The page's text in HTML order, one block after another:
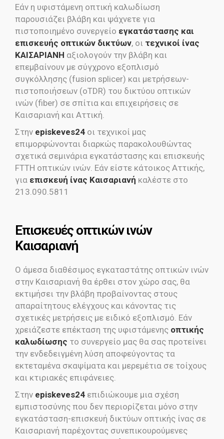
Εάν η υφιστάμενη οπτική καλωδίωση
παρουσιάζει βλάβη και ψάχνετε για
πιστοποιημένο συνεργείο εγκατάστασης και
επισκευής οπτικών δικτύων, οι τεχνικοί ίνας
ΚΑΙΣΑΡΙΑΝΗ αξιολογούν την βλάβη και
επεμβαίνουν με σύγχρονο εξοπλισμό
συγκόλλησης (fusion splicer) και μετρήσεων-
πιστοποιήσεων (oTDR) του δικτύου οπτικών
ινών (fiber) σε σπίτια και επιχειρήσεις σε
Καισαριανή και Αττική.
Στην episkeves24 οι τεχνικοί μας
επιμορφώνονται διαρκώς παρακολουθώντας
σχετικά σεμινάρια εγκατάστασης και επισκευής
FTTH οπτικών ινών. Εάν είστε κάτοικος Αττικής,
για επισκευή ίνας Καισαριανή καλέστε στο
213.090.5811
Eπισκευές οπτικών ινών
Καισαριανή
Ο άμεσα διαθέσιμος εγκαταστάτης οπτικών ινών
στην Καισαριανή θα έρθει στον χώρο σας, θα
εκτιμήσει την βλάβη προβαίνοντας στους
απαραίτητους ελέγχους και κάνοντας τις
σχετικές μετρήσεις με ειδικό εξοπλισμό. Εάν
χρειάζεστε επέκταση της υφιστάμενης οπτικής
καλωδίωσης το συνεργείο μας θα σας προτείνει
την ενδεδειγμένη λύση αποφεύγοντας τα
εκτεταμένα σκαψίματα και μερεμέτια σε τοίχους
και κτιριακές επιφάνειες.
Στην episkeves24 επιδιώκουμε μια σχέση
εμπιστοσύνης που δεν περιορίζεται μόνο στην
εγκατάσταση-επισκευή δικτύων οπτικής ίνας σε
Καισαριανή παρέχοντας συνεπικουρούμενες